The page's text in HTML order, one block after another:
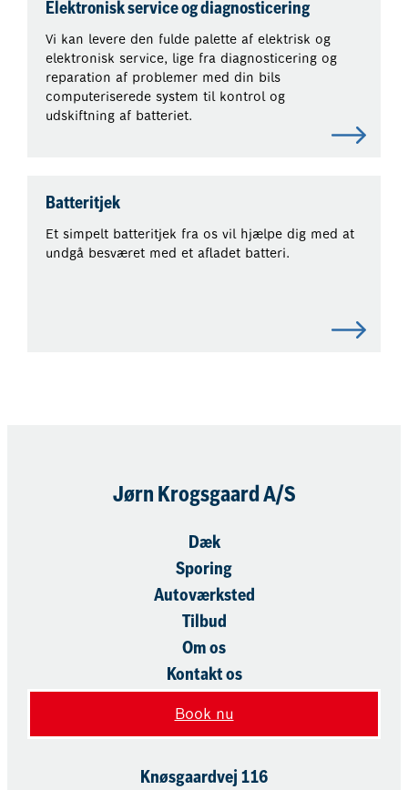
Elektronisk service og diagnosticering
Vi kan levere den fulde palette af elektrisk og
elektronisk service, lige fra diagnosticering og
reparation af problemer med din bils
computeriserede system til kontrol og
udskiftning af batteriet.
Batteritjek
Et simpelt batteritjek fra os vil hjælpe dig med at
undgå besværet med et afladet batteri.
Jørn Krogsgaard A/S
Dæk
Sporing
Autoværksted
Tilbud
Om os
Kontakt os
Book nu
Knøsgaardvej 116